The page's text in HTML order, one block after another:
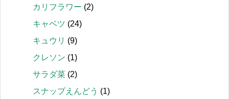
カリフラワー (2)
キャベツ (24)
キュウリ (9)
クレソン (1)
サラダ菜 (2)
スナップえんどう (1)